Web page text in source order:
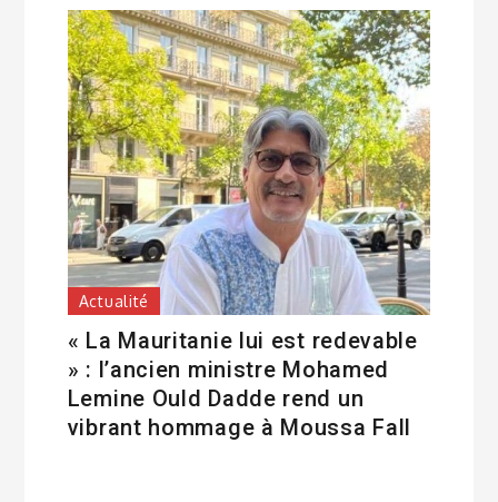
Actualité
« La Mauritanie lui est redevable
» : l’ancien ministre Mohamed
Lemine Ould Dadde rend un
vibrant hommage à Moussa Fall